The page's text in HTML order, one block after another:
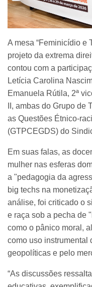
A mesa “Feminicídio e
projeto da extrema
contou com a
Letícia Carolina
Emanuela Rútila, 2ª
II, ambas do Grupo
as Questões Étnico-
(GTPCEGDS) do
Em suas falas, as
mulher nas esferas
a "pedagogia da
big techs na
análise, foi criticado o
e raça sob a pecha de
como o pânico moral,
como uso instrumental
geopolíticas e pelo
“As discussões